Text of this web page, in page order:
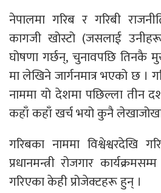
नेपालमा गरिब र गरिबी
कागजी खोस्टो (जसलाई
घोषणा गर्छन्, चुनावपछि तिनकै
मा लेखिने जार्गनमात्र भएको छ ।
नाममा यो देशमा पछिल्ला तीन
कहाँ कहाँ खर्च भयो कुनै
गरिबका नाममा विश्वेश्वरदेखि
प्रधानमन्त्री रोजगार
गरिएका केही प्रोजेक्टहरू हुन् ।